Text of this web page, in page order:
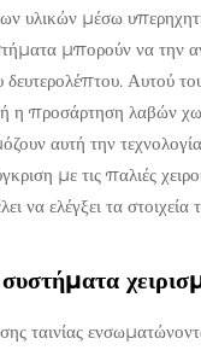
υλικών μέσω
μπορούν να την
Αυτού του
προσάρτηση λαβών
αυτή την
με τις παλιές
να ελέγξει τα στοιχεία
ταινίας